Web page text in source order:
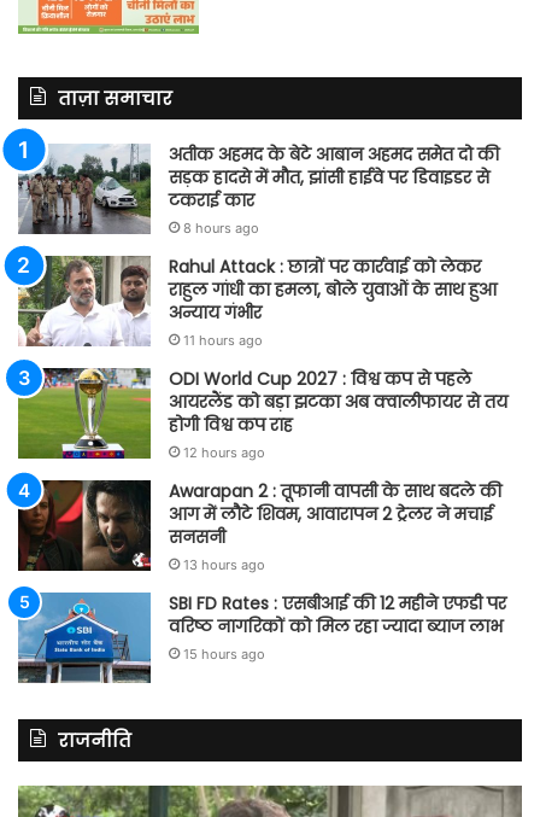
ताज़ा समाचार
अतीक अहमद के बेटे आबान अहमद समेत दो की
सड़क हादसे में मौत, झांसी हाईवे पर डिवाइडर से
टकराई कार
8 hours ago
Rahul Attack : छात्रों पर कार्रवाई को लेकर
राहुल गांधी का हमला, बोले युवाओं के साथ हुआ
अन्याय गंभीर
11 hours ago
ODI World Cup 2027 : विश्व कप से पहले
आयरलैंड को बड़ा झटका अब क्वालीफायर से तय
होगी विश्व कप राह
12 hours ago
Awarapan 2 : तूफानी वापसी के साथ बदले की
आग में लौटे शिवम, आवारापन 2 ट्रेलर ने मचाई
सनसनी
13 hours ago
SBI FD Rates : एसबीआई की 12 महीने एफडी पर
वरिष्ठ नागरिकों को मिल रहा ज्यादा ब्याज लाभ
15 hours ago
राजनीति